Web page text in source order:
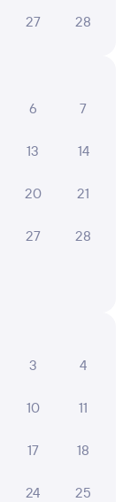
27 28
6 7
13 14
20 21
27 28
3 4
10 11
17 18
24 25